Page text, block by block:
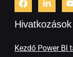
Hivatkozások
Kezdő Power BI